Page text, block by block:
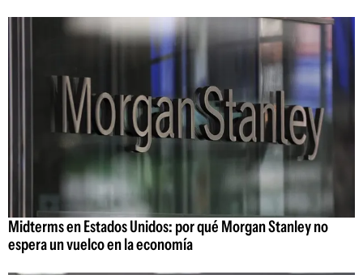
Midterms en Estados Unidos: por qué Morgan Stanley no
espera un vuelco en la economía